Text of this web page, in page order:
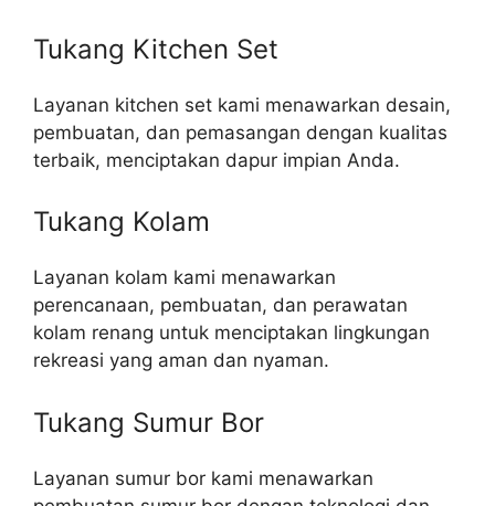
Tukang Kitchen Set
Layanan kitchen set kami menawarkan desain,
pembuatan, dan pemasangan dengan kualitas
terbaik, menciptakan dapur impian Anda.
Tukang Kolam
Layanan kolam kami menawarkan
perencanaan, pembuatan, dan perawatan
kolam renang untuk menciptakan lingkungan
rekreasi yang aman dan nyaman.
Tukang Sumur Bor
Layanan sumur bor kami menawarkan